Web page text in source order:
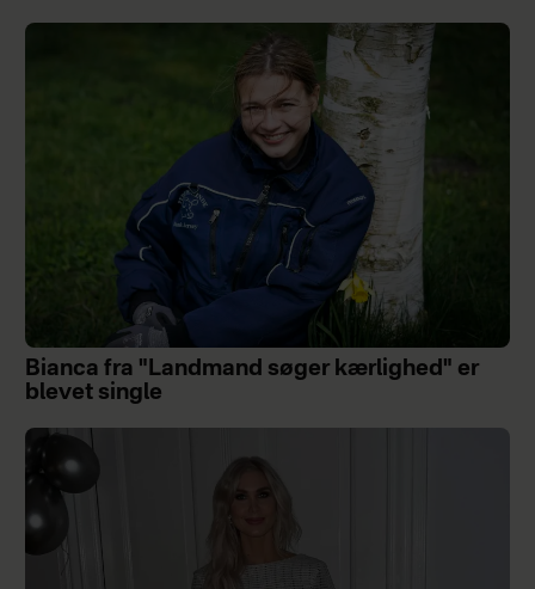
Bianca fra "Landmand søger kærlighed" er
blevet single